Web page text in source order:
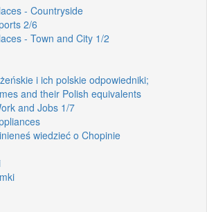
- Countryside
2/6
- Town and City 1/2
i ich polskie odpowiedniki;
and their Polish equivalents
and Jobs 1/7
wiedzieć o Chopinie